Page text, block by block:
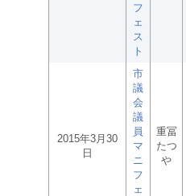
フ
ェ
ス
ト
2015年3月30
日
市
議
会
議
員
マ
ニ
フ
ェ
重冨
たつ
や